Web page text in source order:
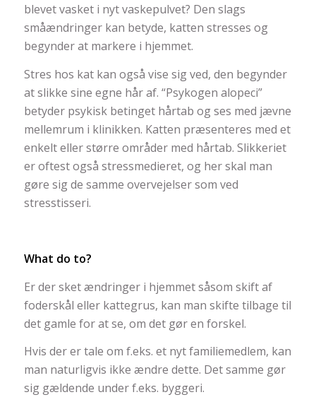
blevet vasket i nyt vaskepulvet? Den slags
småændringer kan betyde, katten stresses og
begynder at markere i hjemmet.
Stres hos kat kan også vise sig ved, den begynder
at slikke sine egne hår af. “Psykogen alopeci”
betyder psykisk betinget hårtab og ses med jævne
mellemrum i klinikken. Katten præsenteres med et
enkelt eller større områder med hårtab. Slikkeriet
er oftest også stressmedieret, og her skal man
gøre sig de samme overvejelser som ved
stresstisseri.
What do to?
Er der sket ændringer i hjemmet såsom skift af
foderskål eller kattegrus, kan man skifte tilbage til
det gamle for at se, om det gør en forskel.
Hvis der er tale om f.eks. et nyt familiemedlem, kan
man naturligvis ikke ændre dette. Det samme gør
sig gældende under f.eks. byggeri.